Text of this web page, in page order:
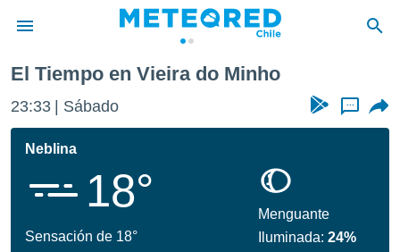
de
por
que se
a este
las
El Tiempo en Vieira do Minho
23:33 Sábado ...
Neblina
18°
Sensación de 18°
Menguante
Iluminada:24%